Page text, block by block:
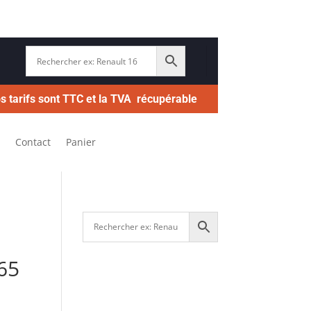
tarifs sont TTC et la TVA récupérable
Contact Panier